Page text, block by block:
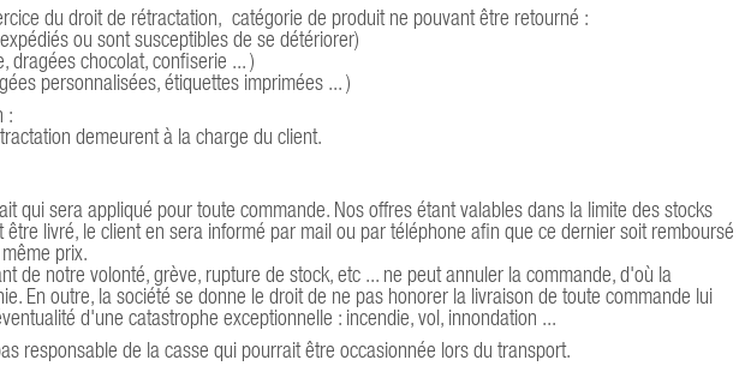
du droit de rétractation, catégorie de produit ne pouvant être retourné :
ou sont susceptibles de se détériorer)
dragées chocolat, confiserie ... )
personnalisées, étiquettes imprimées ... )
:
demeurent à la charge du client.
qui sera appliqué pour toute commande. Nos offres étant valables dans la limite des stocks
être livré, le client en sera informé par mail ou par téléphone afin que ce dernier soit remboursé
prix.
de notre volonté, grève, rupture de stock, etc ... ne peut annuler la commande, d'où la
En outre, la société se donne le droit de ne pas honorer la livraison de toute commande lui
d'une catastrophe exceptionnelle : incendie, vol, innondation ...
responsable de la casse qui pourrait être occasionnée lors du transport.